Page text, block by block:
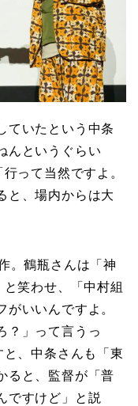
ていたという中条
んというぐらい
って当然ですよ。
と、場内からは大
。鶴瓶さんは「神
笑わせ、「中村組
いいんですよ。
？」って言うっ
、中条さんも「東
ると、監督が「普
ですけど」と説